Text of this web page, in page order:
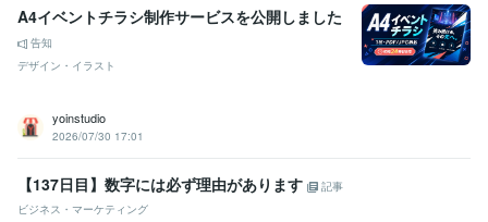
A4イベントチラシ制作サービスを公開しました
告知
デザイン・イラスト
yoinstudio
2026/07/30 17:01
【137日目】数字には必ず理由があります
記事
ビジネス・マーケティング